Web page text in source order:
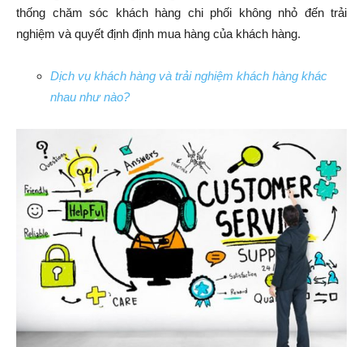
thống chăm sóc khách hàng chi phối không nhỏ đến trải
nghiệm và quyết định định mua hàng của khách hàng.
Dịch vụ khách hàng và trải nghiệm khách hàng khác
nhau như nào?